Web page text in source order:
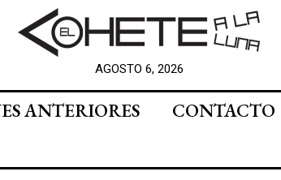
AGOSTO 6, 2026
ANTERIORES
CONTACTO